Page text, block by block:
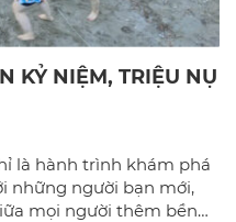
KỶ NIỆM, TRIỆU NỤ
là hành trình khám phá
những người bạn mới,
mọi người thêm bền